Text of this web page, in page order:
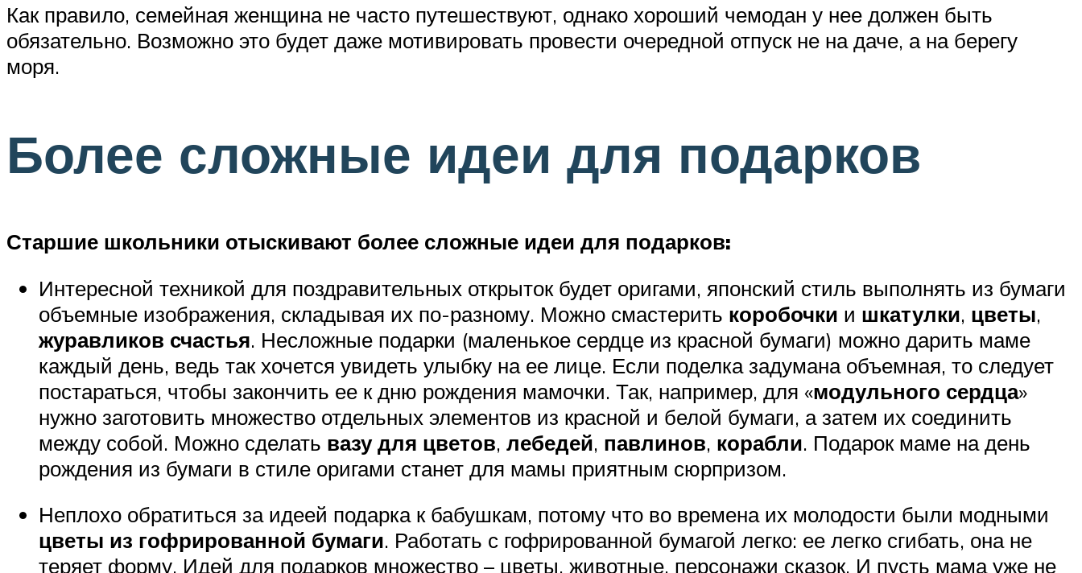
Как правило, семейная женщина не часто путешествуют, однако хороший чемодан у нее должен быть
обязательно. Возможно это будет даже мотивировать провести очередной отпуск не на даче, а на берегу
моря.
Более сложные идеи для подарков
Старшие школьники отыскивают более сложные идеи для подарков:
Интересной техникой для поздравительных открыток будет оригами, японский стиль выполнять из бумаги
объемные изображения, складывая их по-разному. Можно смастерить коробочки и шкатулки, цветы,
журавликов счастья. Несложные подарки (маленькое сердце из красной бумаги) можно дарить маме
каждый день, ведь так хочется увидеть улыбку на ее лице. Если поделка задумана объемная, то следует
постараться, чтобы закончить ее к дню рождения мамочки. Так, например, для «модульного сердца»
нужно заготовить множество отдельных элементов из красной и белой бумаги, а затем их соединить
между собой. Можно сделать вазу для цветов, лебедей, павлинов, корабли. Подарок маме на день
рождения из бумаги в стиле оригами станет для мамы приятным сюрпризом.
Неплохо обратиться за идеей подарка к бабушкам, потому что во времена их молодости были модными
цветы из гофрированной бумаги. Работать с гофрированной бумагой легко: ее легко сгибать, она не
теряет форму. Идей для подарков множество – цветы, животные, персонажи сказок. И пусть мама уже не